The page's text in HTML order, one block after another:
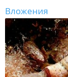
Вложения